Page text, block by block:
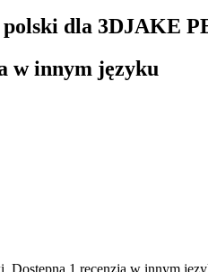
dla 3DJAKE
w innym języku